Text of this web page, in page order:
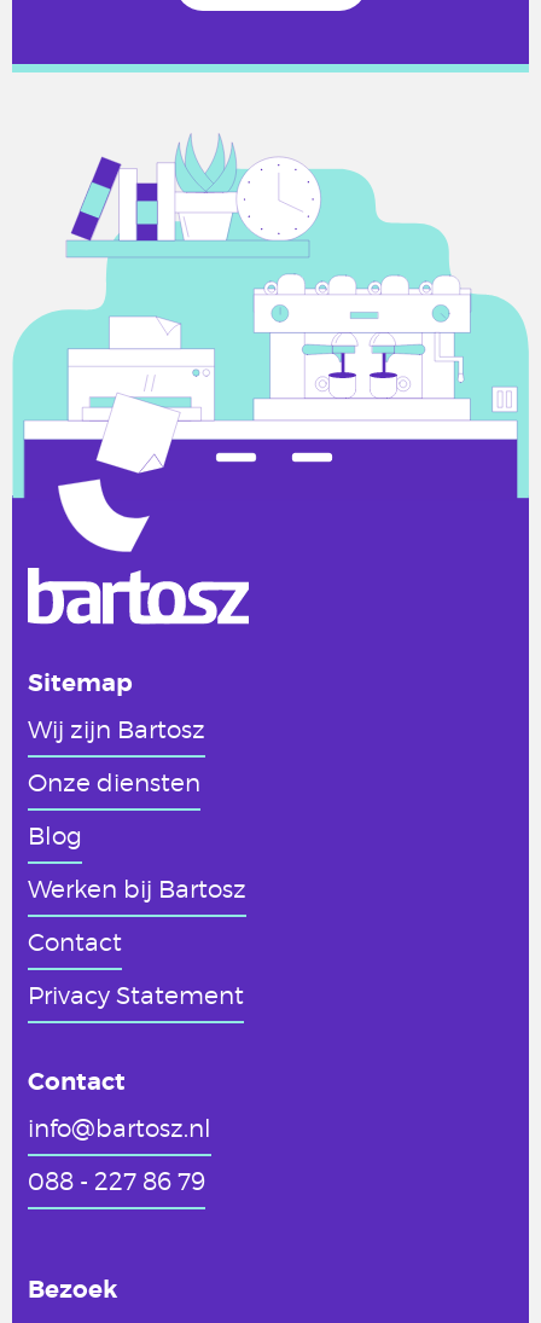
Sitemap
Wij zijn Bartosz
Onze diensten
Blog
Werken bij Bartosz
Contact
Privacy Statement
Contact
info@bartosz.nl
088 - 227 86 79
Bezoek